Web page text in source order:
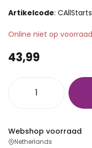
Artikelcode: CAllStarts
Online niet op
43,99
Webshop voorraad
Netherlands